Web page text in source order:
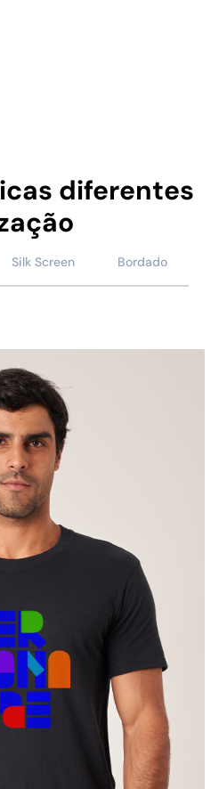
diferentes
Silk Screen Bordado